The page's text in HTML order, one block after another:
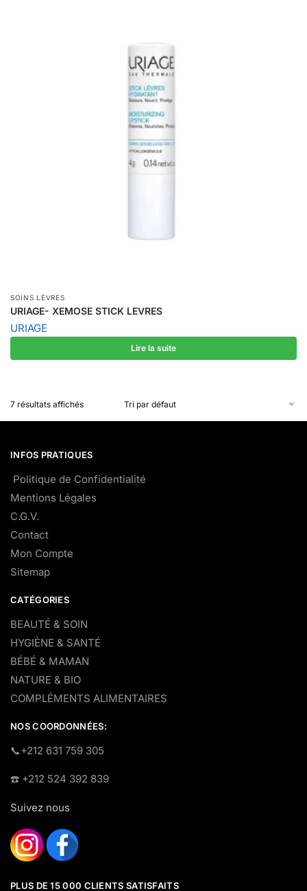
SOINS LÈVRES
URIAGE- XEMOSE STICK LEVRES
URIAGE
Lire la suite
7 résultats affichés
INFOS PRATIQUES
Politique de Confidentialité
Mentions Légales
C.G.V.
Contact
Mon Compte
Sitemap
CATÉGORIES
BEAUTÉ & SOIN
HYGIÈNE & SANTÉ
BÉBÉ & MAMAN
NATURE & BIO
COMPLÉMENTS ALIMENTAIRES
NOS COORDONNÉES:
​📞+212 631 759 305
☎️​ +212 524 392 839
Suivez nous
PLUS DE 15 000 CLIENTS SATISFAITS